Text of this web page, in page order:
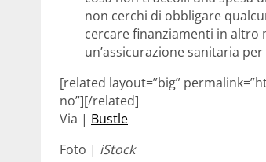
non cerchi di obbligare
cercare finanziamenti in altro
un’assicurazione sanitaria
[related layout=”big”
no”][/related]
Via | Bustle
Foto | iStock